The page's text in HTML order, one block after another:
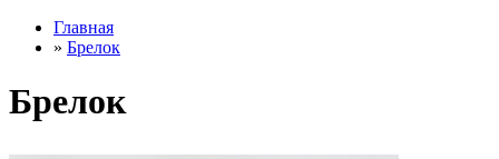
Главная
» Брелок
Брелок